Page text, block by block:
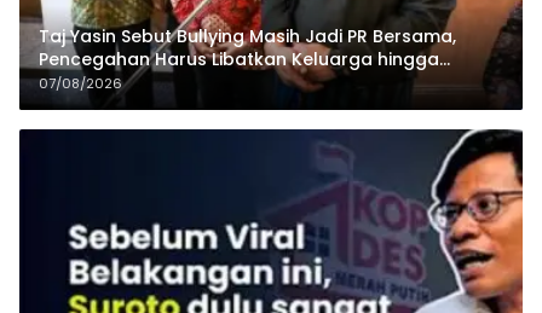
Taj Yasin Sebut Bullying Masih Jadi PR Bersama,
Pencegahan Harus Libatkan Keluarga hingga
Pesantren
07/08/2026